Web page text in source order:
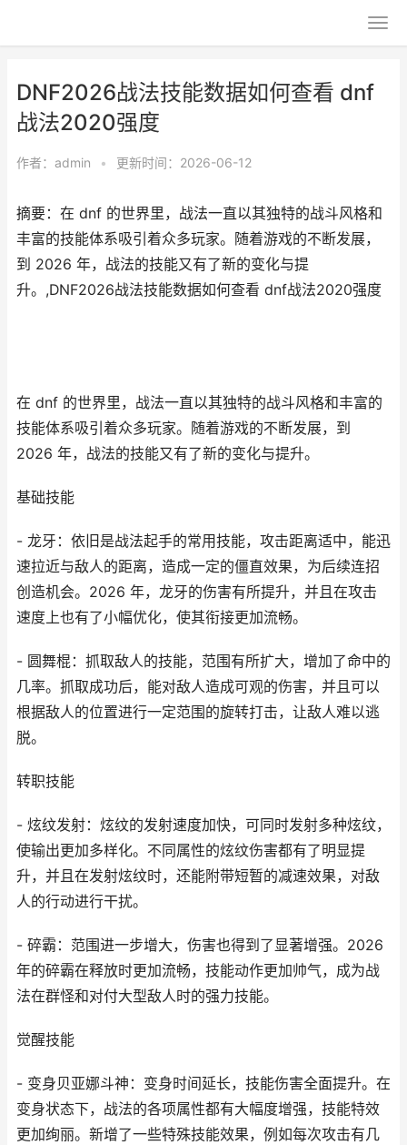
DNF2026战法技能数据如何查看 dnf
战法2020强度
作者： admin • 更新时间：2026-06-12
摘要：在 dnf 的世界里，战法一直以其独特的战斗风格和
丰富的技能体系吸引着众多玩家。随着游戏的不断发展，
到 2026 年，战法的技能又有了新的变化与提
升。,DNF2026战法技能数据如何查看 dnf战法2020强度
在 dnf 的世界里，战法一直以其独特的战斗风格和丰富的
技能体系吸引着众多玩家。随着游戏的不断发展，到
2026 年，战法的技能又有了新的变化与提升。
基础技能
- 龙牙：依旧是战法起手的常用技能，攻击距离适中，能迅
速拉近与敌人的距离，造成一定的僵直效果，为后续连招
创造机会。2026 年，龙牙的伤害有所提升，并且在攻击
速度上也有了小幅优化，使其衔接更加流畅。
- 圆舞棍：抓取敌人的技能，范围有所扩大，增加了命中的
几率。抓取成功后，能对敌人造成可观的伤害，并且可以
根据敌人的位置进行一定范围的旋转打击，让敌人难以逃
脱。
转职技能
- 炫纹发射：炫纹的发射速度加快，可同时发射多种炫纹，
使输出更加多样化。不同属性的炫纹伤害都有了明显提
升，并且在发射炫纹时，还能附带短暂的减速效果，对敌
人的行动进行干扰。
- 碎霸：范围进一步增大，伤害也得到了显著增强。2026
年的碎霸在释放时更加流畅，技能动作更加帅气，成为战
法在群怪和对付大型敌人时的强力技能。
觉醒技能
- 变身贝亚娜斗神：变身时间延长，技能伤害全面提升。在
变身状态下，战法的各项属性都有大幅度增强，技能特效
更加绚丽。新增了一些特殊技能效果，例如每次攻击有几